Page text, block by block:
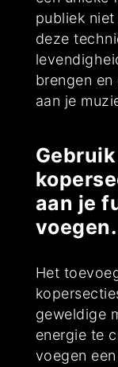
publiek
deze
brengen
aan je
aan je
voegen.
Het
geweldige
energie te
voegen